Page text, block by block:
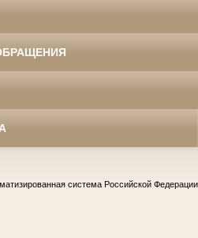
система Российской